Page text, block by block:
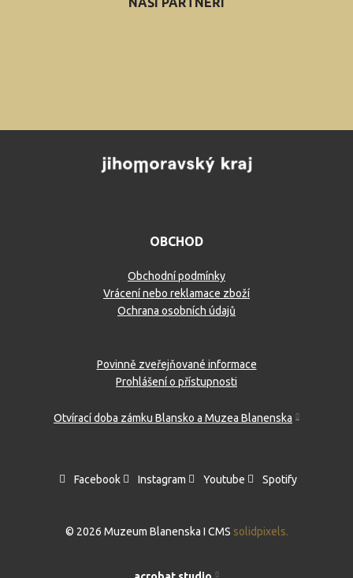
OBCHOD
Obchodní podmínky
Vrácení nebo reklamace zboží
Ochrana osobních údajů
Povinně zveřejňované informace
Prohlášení o přístupnosti
Otvírací doba zámku Blansko a Muzea Blanenska
Facebook Instagram Youtube Spotify
© 2026 Muzeum Blanenska I CMS solidpixels.